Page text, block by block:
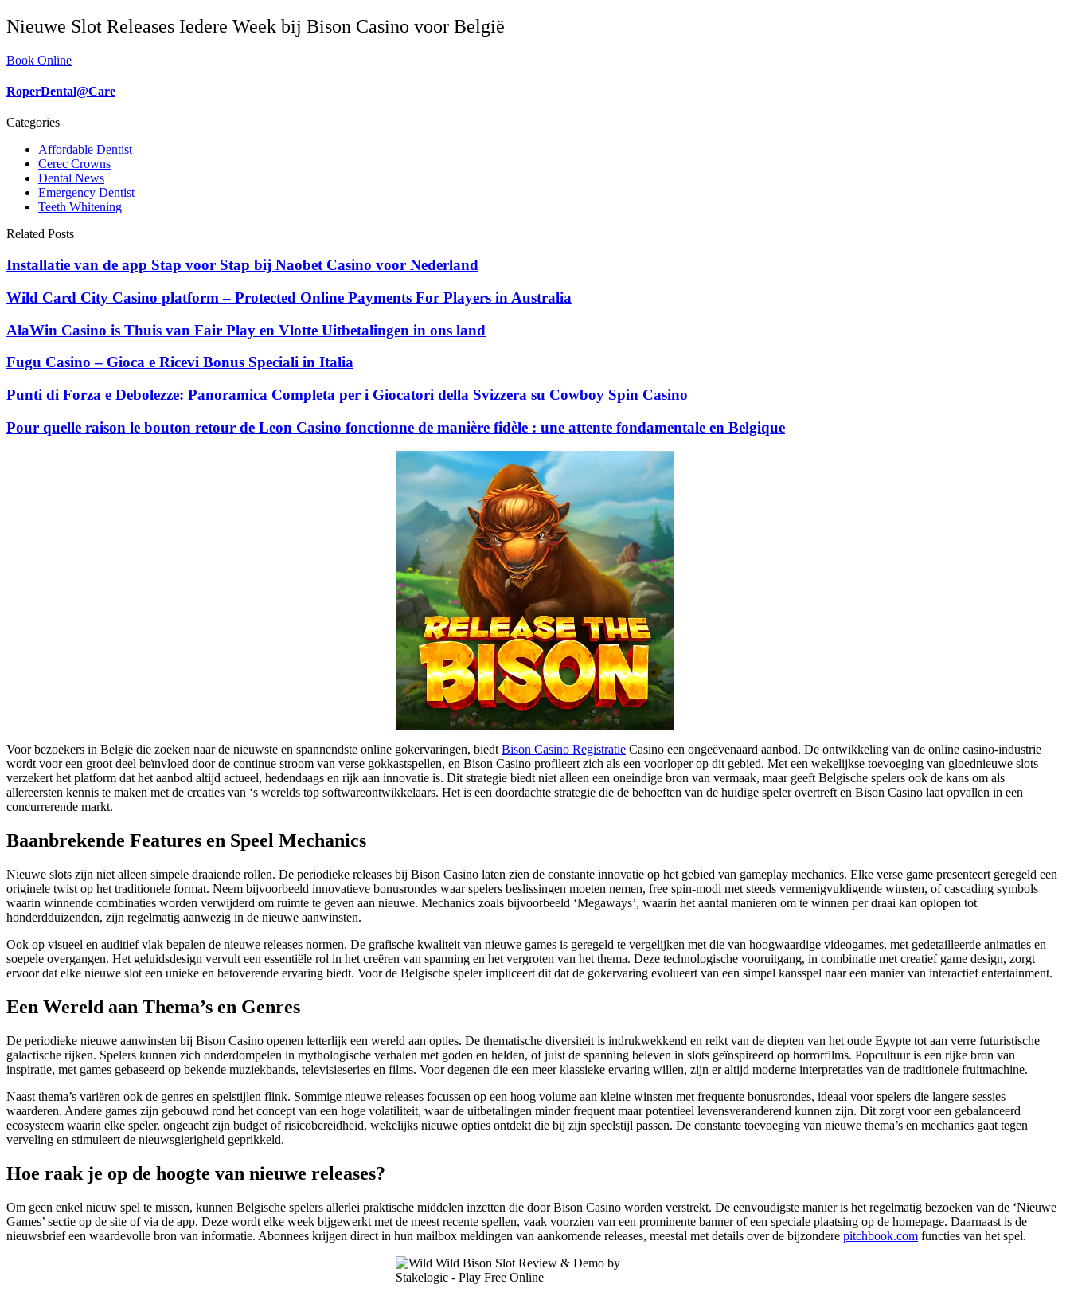
Nieuwe Slot Releases Iedere Week bij Bison Casino voor België
Book Online
RoperDental@Care
Categories
Affordable Dentist
Cerec Crowns
Dental News
Emergency Dentist
Teeth Whitening
Related Posts
Installatie van de app Stap voor Stap bij Naobet Casino voor Nederland
Wild Card City Casino platform – Protected Online Payments For Players in Australia
AlaWin Casino is Thuis van Fair Play en Vlotte Uitbetalingen in ons land
Fugu Casino – Gioca e Ricevi Bonus Speciali in Italia
Punti di Forza e Debolezze: Panoramica Completa per i Giocatori della Svizzera su Cowboy Spin Casino
Pour quelle raison le bouton retour de Leon Casino fonctionne de manière fidèle : une attente fondamentale en Belgique
Voor bezoekers in België die zoeken naar de nieuwste en spannendste online gokervaringen, biedt Bison Casino Registratie Casino een ongeëvenaard aanbod. De ontwikkeling van de online casino-industrie
wordt voor een groot deel beïnvloed door de continue stroom van verse gokkastspellen, en Bison Casino profileert zich als een voorloper op dit gebied. Met een wekelijkse toevoeging van gloednieuwe slots
verzekert het platform dat het aanbod altijd actueel, hedendaags en rijk aan innovatie is. Dit strategie biedt niet alleen een oneindige bron van vermaak, maar geeft Belgische spelers ook de kans om als
allereersten kennis te maken met de creaties van ‘s werelds top softwareontwikkelaars. Het is een doordachte strategie die de behoeften van de huidige speler overtreft en Bison Casino laat opvallen in een
concurrerende markt.
Baanbrekende Features en Speel Mechanics
Nieuwe slots zijn niet alleen simpele draaiende rollen. De periodieke releases bij Bison Casino laten zien de constante innovatie op het gebied van gameplay mechanics. Elke verse game presenteert geregeld een
originele twist op het traditionele format. Neem bijvoorbeeld innovatieve bonusrondes waar spelers beslissingen moeten nemen, free spin-modi met steeds vermenigvuldigende winsten, of cascading symbols
waarin winnende combinaties worden verwijderd om ruimte te geven aan nieuwe. Mechanics zoals bijvoorbeeld ‘Megaways’, waarin het aantal manieren om te winnen per draai kan oplopen tot
honderdduizenden, zijn regelmatig aanwezig in de nieuwe aanwinsten.
Ook op visueel en auditief vlak bepalen de nieuwe releases normen. De grafische kwaliteit van nieuwe games is geregeld te vergelijken met die van hoogwaardige videogames, met gedetailleerde animaties en
soepele overgangen. Het geluidsdesign vervult een essentiële rol in het creëren van spanning en het vergroten van het thema. Deze technologische vooruitgang, in combinatie met creatief game design, zorgt
ervoor dat elke nieuwe slot een unieke en betoverende ervaring biedt. Voor de Belgische speler impliceert dit dat de gokervaring evolueert van een simpel kansspel naar een manier van interactief entertainment.
Een Wereld aan Thema’s en Genres
De periodieke nieuwe aanwinsten bij Bison Casino openen letterlijk een wereld aan opties. De thematische diversiteit is indrukwekkend en reikt van de diepten van het oude Egypte tot aan verre futuristische
galactische rijken. Spelers kunnen zich onderdompelen in mythologische verhalen met goden en helden, of juist de spanning beleven in slots geïnspireerd op horrorfilms. Popcultuur is een rijke bron van
inspiratie, met games gebaseerd op bekende muziekbands, televisieseries en films. Voor degenen die een meer klassieke ervaring willen, zijn er altijd moderne interpretaties van de traditionele fruitmachine.
Naast thema’s variëren ook de genres en spelstijlen flink. Sommige nieuwe releases focussen op een hoog volume aan kleine winsten met frequente bonusrondes, ideaal voor spelers die langere sessies
waarderen. Andere games zijn gebouwd rond het concept van een hoge volatiliteit, waar de uitbetalingen minder frequent maar potentieel levensveranderend kunnen zijn. Dit zorgt voor een gebalanceerd
ecosysteem waarin elke speler, ongeacht zijn budget of risicobereidheid, wekelijks nieuwe opties ontdekt die bij zijn speelstijl passen. De constante toevoeging van nieuwe thema’s en mechanics gaat tegen
verveling en stimuleert de nieuwsgierigheid geprikkeld.
Hoe raak je op de hoogte van nieuwe releases?
Om geen enkel nieuw spel te missen, kunnen Belgische spelers allerlei praktische middelen inzetten die door Bison Casino worden verstrekt. De eenvoudigste manier is het regelmatig bezoeken van de ‘Nieuwe
Games’ sectie op de site of via de app. Deze wordt elke week bijgewerkt met de meest recente spellen, vaak voorzien van een prominente banner of een speciale plaatsing op de homepage. Daarnaast is de
nieuwsbrief een waardevolle bron van informatie. Abonnees krijgen direct in hun mailbox meldingen van aankomende releases, meestal met details over de bijzondere pitchbook.com functies van het spel.